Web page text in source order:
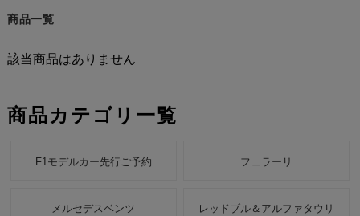
商品一覧
該当商品はありません
商品カテゴリ一覧
F1モデルカー先行ご予約 フェラーリ
メルセデスベンツ レッドブル＆アルファタウリ